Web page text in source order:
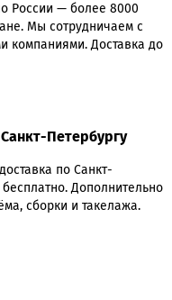
России — более 8000
Мы сотрудничаем с
компаниями. Доставка до
Петербургу
по Санкт-
Дополнительно
сборки и такелажа.